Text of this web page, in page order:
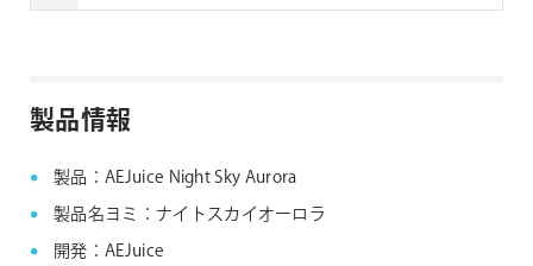
製品情報
製品：AEJuice Night Sky Aurora
製品名ヨミ：ナイトスカイオーロラ
開発：AEJuice